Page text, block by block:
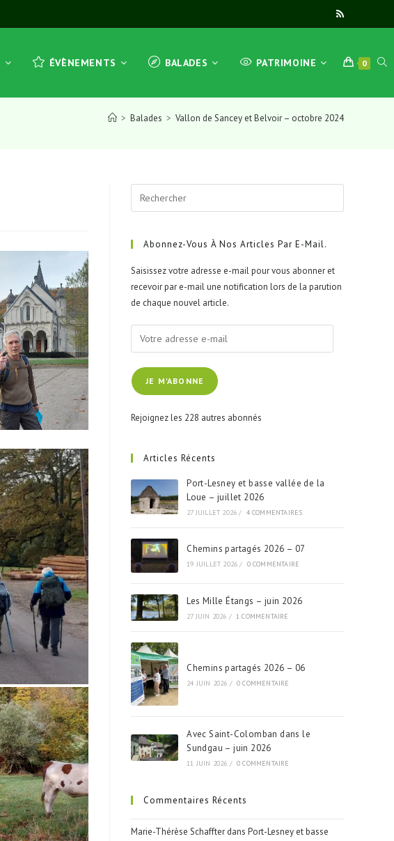
ÉVÈNEMENTS BALADES PATRIMOINE 0
> Balades > Vallon de Sancey et Belvoir – octobre 2024
Escape
Abonnez-Vous À Nos Articles Par E-Mail.
Saisissez votre adresse e-mail pour vous abonner et
recevoir par e-mail une notification lors de la parution
de chaque nouvel article.
Votre
adresse
e-
mailJE M'ABONNE
Rejoignez les 228 autres abonnés
Articles Récents
Port-Lesney et basse vallée de la
Loue – juillet 2026
27 JUILLET 2026 / 4 COMMENTAIRES
Chemins partagés 2026 – 07
19 JUILLET 2026 / 0 COMMENTAIRE
Les Mille Étangs – juin 2026
27 JUIN 2026 / 1 COMMENTAIRE
Chemins partagés 2026 – 06
24 JUIN 2026 / 0 COMMENTAIRE
Avec Saint-Colomban dans le
Sundgau – juin 2026
11 JUIN 2026 / 0 COMMENTAIRE
Commentaires Récents
Marie-Thérèse Schaffter dans Port-Lesney et basse